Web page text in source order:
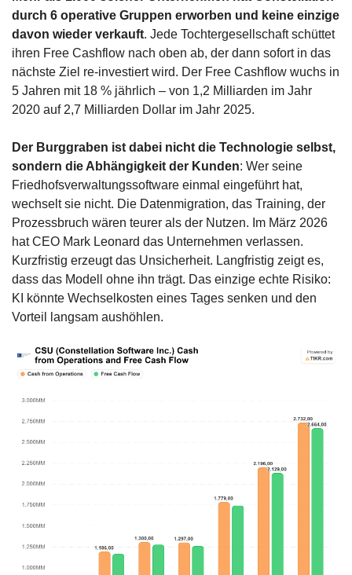
durch 6 operative Gruppen erworben und keine einzige
davon wieder verkauft. Jede Tochtergesellschaft schüttet
ihren Free Cashflow nach oben ab, der dann sofort in das
nächste Ziel re-investiert wird. Der Free Cashflow wuchs in
5 Jahren mit 18 % jährlich – von 1,2 Milliarden im Jahr
2020 auf 2,7 Milliarden Dollar im Jahr 2025.
Der Burggraben ist dabei nicht die Technologie selbst,
sondern die Abhängigkeit der Kunden: Wer seine
Friedhofsverwaltungssoftware einmal eingeführt hat,
wechselt sie nicht. Die Datenmigration, das Training, der
Prozessbruch wären teurer als der Nutzen. Im März 2026
hat CEO Mark Leonard das Unternehmen verlassen.
Kurzfristig erzeugt das Unsicherheit. Langfristig zeigt es,
dass das Modell ohne ihn trägt. Das einzige echte Risiko:
KI könnte Wechselkosten eines Tages senken und den
Vorteil langsam aushöhlen.